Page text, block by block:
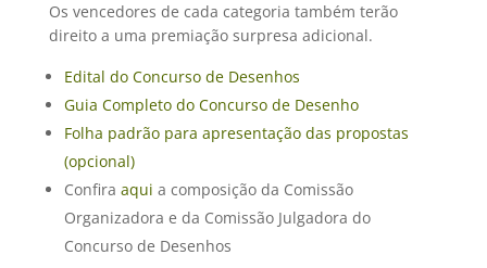
Os vencedores de cada categoria também terão
direito a uma premiação surpresa adicional.
Edital do Concurso de Desenhos
Guia Completo do Concurso de Desenho
Folha padrão para apresentação das propostas
(opcional)
Confira aqui a composição da Comissão
Organizadora e da Comissão Julgadora do
Concurso de Desenhos